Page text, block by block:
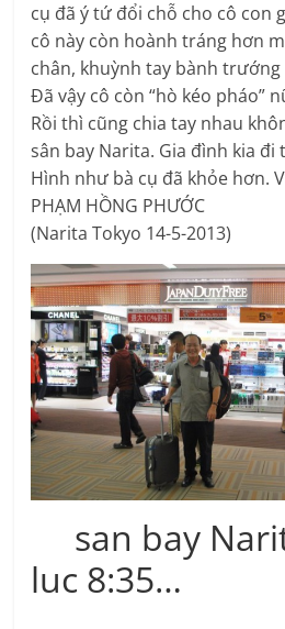
cụ đã ý tứ đổi chỗ cho cô con
cô này còn hoành tráng hơn
chân, khuỳnh tay bành
Đã vậy cô còn “hò kéo pháo”
Rồi thì cũng chia tay nhau
sân bay Narita. Gia đình kia đi
Hình như bà cụ đã khỏe hơn.
PHẠM HỒNG PHƯỚC
(Narita Tokyo 14-5-2013)
san bay
luc 8:35…